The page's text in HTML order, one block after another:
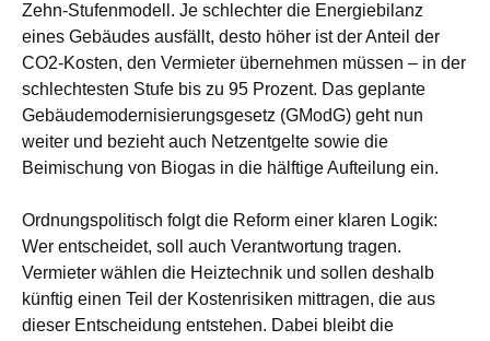
Zehn-Stufenmodell. Je schlechter die Energiebilanz
eines Gebäudes ausfällt, desto höher ist der Anteil der
CO2-Kosten, den Vermieter übernehmen müssen – in der
schlechtesten Stufe bis zu 95 Prozent. Das geplante
Gebäudemodernisierungsgesetz (GModG) geht nun
weiter und bezieht auch Netzentgelte sowie die
Beimischung von Biogas in die hälftige Aufteilung ein.
Ordnungspolitisch folgt die Reform einer klaren Logik:
Wer entscheidet, soll auch Verantwortung tragen.
Vermieter wählen die Heiztechnik und sollen deshalb
künftig einen Teil der Kostenrisiken mittragen, die aus
dieser Entscheidung entstehen. Dabei bleibt die